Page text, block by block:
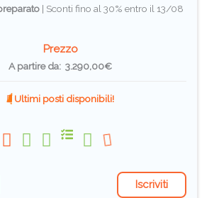
| Sconti fino al 30% entro il 13/08
Prezzo
A partire da: 3.290,00€
Ultimi posti disponibili!
Iscriviti